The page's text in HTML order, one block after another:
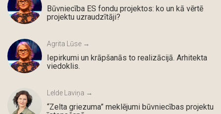
Būvniecība ES fondu projektos: ko un kā vērtē
projektu uzraudzītāji?
Agrita Lūse →
Iepirkumi un krāpšanās to realizācijā. Arhitekta
viedoklis.
Lelde Laviņa →
“Zelta griezuma” meklējumi būvniecības projektu